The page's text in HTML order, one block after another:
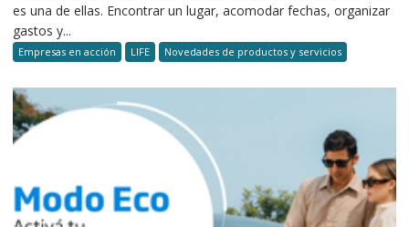
es una de ellas. Encontrar un lugar, acomodar fechas, organizar
gastos y...
Empresas en acción LIFE Novedades de productos y servicios